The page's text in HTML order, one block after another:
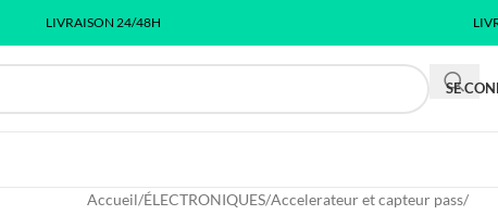
LIVRAISON 24/48H
SE
Accueil/ÉLECTRONIQUES/Accelerateur et capteur pass/